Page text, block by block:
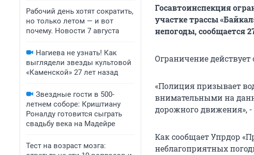
Рабочий день хотят сократить,
но только летом — и вот
почему. Новости 7 августа
Нагиева не узнать! Как
выглядели звезды культовой
«Каменской» 27 лет назад
Звездные гости в 500-
летнем соборе: Криштиану
Роналду готовится сыграть
свадьбу века на Мадейре
Тест на возраст мозга:
Госавтоинспекция
участке трассы
непогоды, сообщается
Ограничение действует
«Полиция призывает
внимательными на
дорожного движения»,
Как сообщает Упрдор
неблагоприятных